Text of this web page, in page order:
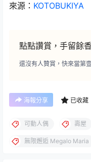
來源： KOTOBUKIYA
點點讚賞，手留餘
還沒有人贊賞，快來當第
海報分享 已收藏
可動人偶 壽屋
無限邂逅 Megalo Maria